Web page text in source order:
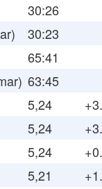
30:26
30:23
65:41
63:45
5,24
5,24
5,24
5,21